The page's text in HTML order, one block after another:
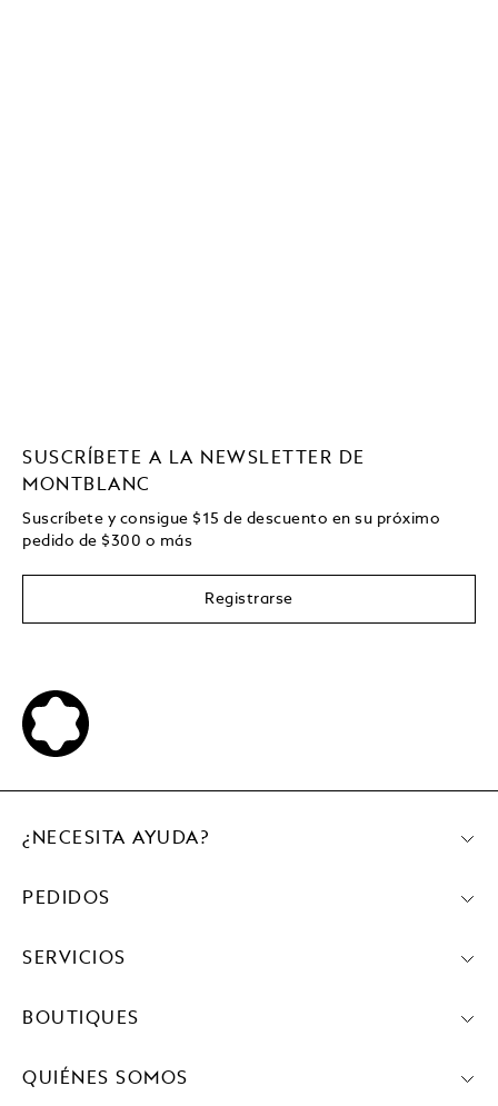
SUSCRÍBETE A LA NEWSLETTER DE
MONTBLANC
Suscríbete y consigue $15 de descuento en su próximo
pedido de $300 o más
Registrarse
¿NECESITA AYUDA?
PEDIDOS
SERVICIOS
BOUTIQUES
QUIÉNES SOMOS